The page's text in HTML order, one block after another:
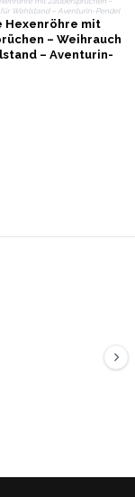
Hexenröhre mit
– Weihrauch
– Aventurin-